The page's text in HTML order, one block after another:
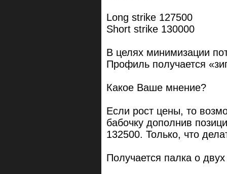
Long strike 127500
Short strike 130000
В целях минимизации
Профиль получается
Какое Ваше мнение?
Если рост цены, то
бабочку дополнив
132500. Только, что
Получается палка о